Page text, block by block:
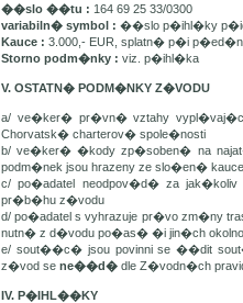
��slo ��tu : 164 69 25 33/0300
variabiln� symbol : ��slo p�ihl�ky
Kauce : 3.000,- EUR, splatn� p�i
Storno podm�nky : viz. p�ihl�ka
V. OSTATN� PODM�NKY Z�VODU
a/ ve�ker� pr�vn� vztahy
Chorvatsk� charterov� spole�nosti
b/ ve�ker� �kody zp�soben� na
podm�nek jsou hrazeny ze slo�en� kauce
c/ po�adatel neodpov�d� za
pr�b�hu z�vodu
d/ po�adatel s vyhrazuje pr�vo zm�ny
nutn� z d�vodu po�as� �i jin�ch
e/ sout��c� jsou povinni se ��dit
z�vod se ne��d� dle Z�vodn�ch
IV. P�IHL��KY